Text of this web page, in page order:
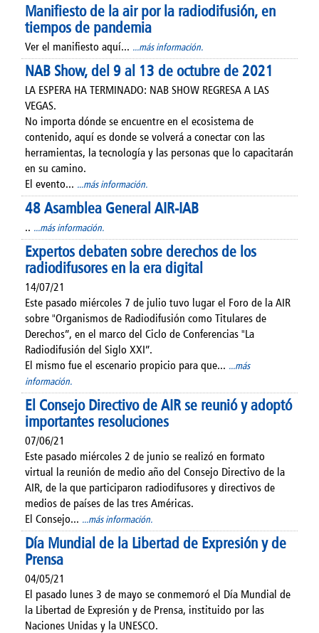
Manifiesto de la air por la radiodifusión, en
tiempos de pandemia
Ver el manifiesto aquí... ...más información.
NAB Show, del 9 al 13 de octubre de 2021
LA ESPERA HA TERMINADO: NAB SHOW REGRESA A LAS
VEGAS.
No importa dónde se encuentre en el ecosistema de
contenido, aquí es donde se volverá a conectar con las
herramientas, la tecnología y las personas que lo capacitarán
en su camino.
El evento... ...más información.
48 Asamblea General AIR-IAB
.. ...más información.
Expertos debaten sobre derechos de los
radiodifusores en la era digital
14/07/21
Este pasado miércoles 7 de julio tuvo lugar el Foro de la AIR
sobre "Organismos de Radiodifusión como Titulares de
Derechos”, en el marco del Ciclo de Conferencias "La
Radiodifusión del Siglo XXI”.
El mismo fue el escenario propicio para que... ...más
información.
El Consejo Directivo de AIR se reunió y adoptó
importantes resoluciones
07/06/21
Este pasado miércoles 2 de junio se realizó en formato
virtual la reunión de medio año del Consejo Directivo de la
AIR, de la que participaron radiodifusores y directivos de
medios de países de las tres Américas.
El Consejo... ...más información.
Día Mundial de la Libertad de Expresión y de
Prensa
04/05/21
El pasado lunes 3 de mayo se conmemoró el Día Mundial de
la Libertad de Expresión y de Prensa, instituido por las
Naciones Unidas y la UNESCO.